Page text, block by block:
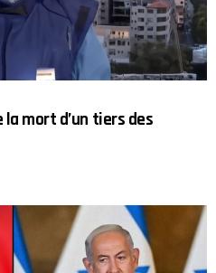
la mort d’un tiers des